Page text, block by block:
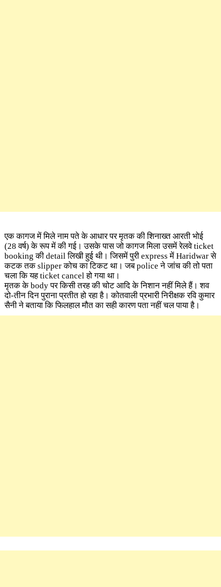
एक कागज में मिले नाम पते के आधार पर मृतक की शिनाख्त आरती भोई
(28 वर्ष) के रूप में की गई। उसके पास जो कागज मिला उसमें रेलवे ticket
booking की detail लिखी हुई थी। जिसमें पुरी express में Haridwar से
कटक तक slipper कोच का टिकट था। जब police ने जांच की तो पता
चला कि यह ticket cancel हो गया था।
मृतक के body पर किसी तरह की चोट आदि के निशान नहीं मिले हैं। शव
दो-तीन दिन पुराना प्रतीत हो रहा है। कोतवाली प्रभारी निरीक्षक रवि कुमार
सैनी ने बताया कि फिलहाल मौत का सही कारण पता नहीं चल पाया है।